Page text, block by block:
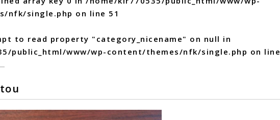
nfk/single.php on line 51
to read property "category_nicename" on null in
public_html/www/wp-content/themes/nfk/single.php on line